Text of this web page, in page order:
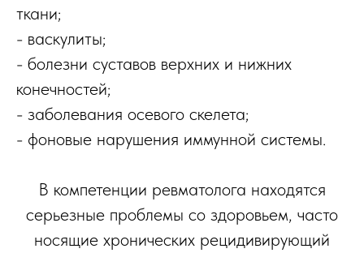
ткани;
- васкулиты;
- болезни суставов верхних и нижних
конечностей;
- заболевания осевого скелета;
- фоновые нарушения иммунной системы.
В компетенции ревматолога находятся
серьезные проблемы со здоровьем, часто
носящие хронических рецидивирующий